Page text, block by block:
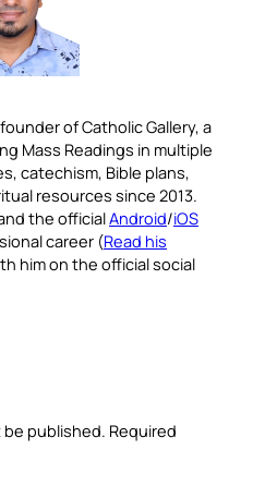
of Catholic Gallery, a
Mass Readings in multiple
catechism, Bible plans,
resources since 2013.
the officialAndroid/iOS
career (Read his
him on the official social
be published. Required